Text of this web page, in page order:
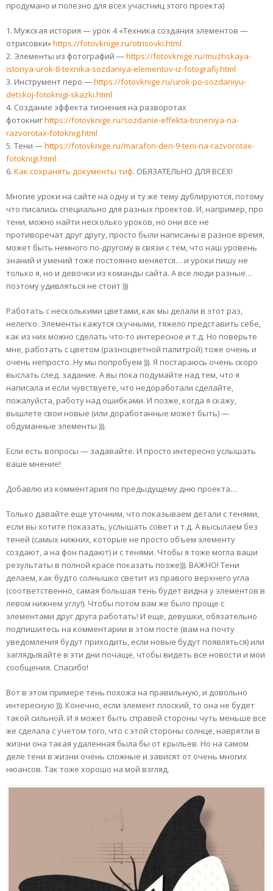
продумано и полезно для всех участниц этого проекта)
1. Мужская история — урок 4 «Техника создания элементов —
отрисовки»https://fotovknige.ru/otrisovki.html
2. Элементы из фотографий —https://fotovknige.ru/muzhskaya-
istoriya-urok-8-texnika-sozdaniya-elementov-iz-fotografij.html
3. Инструмент перо —https://fotovknige.ru/urok-po-sozdaniyu-
detskoj-fotoknigi-skazki.html
4. Создание эффекта тиснения на разворотах
фотокнигhttps://fotovknige.ru/sozdanie-effekta-tisneniya-na-
razvorotax-fotoknig.html
5. Тени —https://fotovknige.ru/marafon-den-9-teni-na-razvorotax-
fotoknigi.html
6. Как сохранять документы тиф. ОБЯЗАТЕЛЬНО ДЛЯ ВСЕХ!
Многие уроки на сайте на одну и ту же тему дублируются, потому
что писались специально для разных проектов. И, например, про
тени, можно найти несколько уроков, но они все не
противоречат друг другу, просто были написаны в разное время,
может быть немного по-другому в связи с тем, что наш уровень
знаний и умений тоже постоянно меняется… и уроки пишу не
только я, но и девочки из команды сайта. А все люди разные…
поэтому удивляться не стоит )))
Работать с несколькими цветами, как мы делали в этот раз,
нелегко. Элементы кажутся скучными, тяжело представить себе,
как из них можно сделать что-то интересное и т.д. Но поверьте
мне, работать с цветом (разноцветной палитрой) тоже очень и
очень непросто. Ну мы попробуем ))). Я постараюсь очень скоро
выслать след. задание. А вы пока подумайте над тем, что я
написала и если чувствуете, что недоработали сделайте,
пожалуйста, работу над ошибками. И позже, когда я скажу,
вышлете свои новые (или доработанные может быть) —
обдуманные элементы ))).
Если есть вопросы — задавайте. И просто интересно услышать
ваше мнение!
Добавлю из комментария по предыдущему дню проекта…
Только давайте еще уточним, что показываем детали с тенями,
если вы хотите показать, услышать совет и т.д. А высылаем без
теней (самых нижних, которые не просто объем элементу
создают, а на фон падают) и с тенями. Чтобы я тоже могла ваши
результаты в полной красе показать позже))). ВАЖНО! Тени
делаем, как будто солнышко светит из правого верхнего угла
(соответственно, самая большая тень будет видна у элементов в
левом нижнем углу!). Чтобы потом вам же было проще с
элементами друг друга работать! И еще, девушки, обязательно
подпишитесь на комментарии в этом посте (вам на почту
уведомления будут приходить, если новые будут появляться) или
заглядывайте в эти дни почаще, чтобы видеть все новости и мои
сообщения. Спасибо!
Вот в этом примере тень похожа на правильную, и довольно
интересную ))). Конечно, если элемент плоский, то она не будет
такой сильной. И я может быть справой стороны чуть меньше все
же сделала с учетом того, что с этой стороны солнце, наврятли в
жизни она такая удаленная была бы от крыльев. Но на самом
деле тени в жизни очень сложные и зависят от очень многих
нюансов. Так тоже хорошо на мой взгляд.